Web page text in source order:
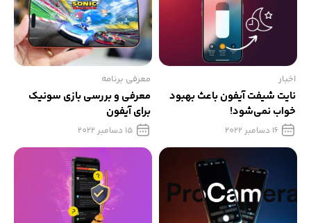
اخبار
نایت شیفت آیفون باعث بهبود
خواب نمی‌شود!
16 دسامبر 2022
معرفی برنامه
معرفی و بررسی بازی سونیک
برای آیفون
15 دسامبر 2022